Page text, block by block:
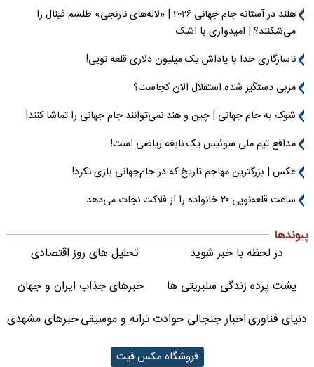
هلند در آستانه جام جهانی ۲۰۲۶ | «لاله‌های نارنجی» طلسم فینال را
می‌شکنند؟ | امیدواری با اشک
ناسازگاری خدا با پاداش یک میلیون دلاری قلعه نویی!
مربی دستگیر شده استقلال الان کجاست؟
شوک به جام جهانی | چین و هند نمی‌توانند جام جهانی را تماشا کنند!
مدافع تیم ملی سوئیس یک نابغه ریاضی است!
عکس | بزرگترین مهاجم تاریخ که در جام‌جهانی بازی نکرد!
ساعت قلعه‌نویی ۲۰ خانواده را از فلاکت نجات می‌دهد
پیوندها
در لحظه با خبر شوید
تحلیل های روز اقتصادی
پشت پرده زندگی سلبریتی ها
خبرهای جذاب ایران و جهان
دنیای فناوریاخبار جنجالی حوادثترانه و موسیقیخبرهای مشهدی
فروشگاه مکس فیت